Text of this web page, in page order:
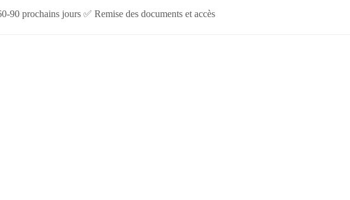
prochains jours ✅ Remise des documents et accès